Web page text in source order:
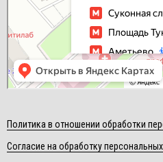
Политика в отношении обработки
Согласие на обработку